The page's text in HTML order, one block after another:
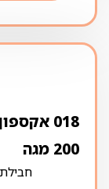
200 מגה
חבילת